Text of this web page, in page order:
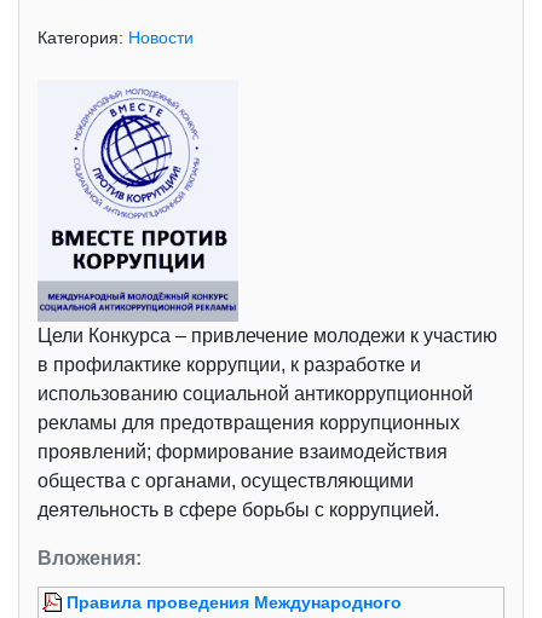
Категория: Новости
Цели Конкурса – привлечение молодежи к участию
в профилактике коррупции, к разработке и
использованию социальной антикоррупционной
рекламы для предотвращения коррупционных
проявлений; формирование взаимодействия
общества с органами, осуществляющими
деятельность в сфере борьбы с коррупцией.
Вложения:
Правила проведения Международного